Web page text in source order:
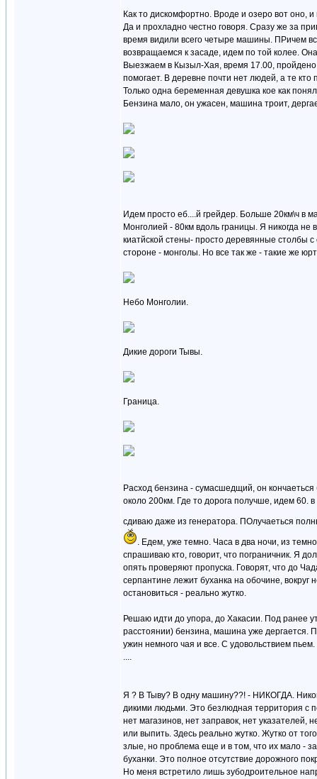
Как то дискомфортно. Вроде и озеро вот оно,
Да и прохладно честно говоря. Сразу же за
время видили всего четыре машины. ПРичем
возвращаемся к засаде, идем по той колее.
Выезжаем в Кызыл-Хая, время 17.00,
помогает. В деревне почти нет людей, а те
Только одна беременная девушка кое как
Бензина мало, он ужасен, машина троит,
Идем просто еб....й грейдер. Больше 20км\ч в
Монголией - 80км вдоль границы. Я никогда не
киатйской стены- просто деревянные столбы
стороне - монголы. Но все так же - такие же
Небо Монголии.
Дикие дороги Тывы.
Граница.
Расход бензина - сумасшедщий, он
около 200км. Где то дорога получше, идем 60.
сдиваю даже из генератора. ПОлучаеться
. Едем, уже темно. Часа в два ночи, из
спрашиваю кто, говорит, что пограничник. Я
опять проверяют пропуска. Говорят, что до
серпантине лежит буханка на обочине, вокруг
остановиться - реально жутко.
Решаю идти до упора, до Хакасии. Под ранее
расстоянии) бензина, машина уже дергается.
ужин немного чая и все. С удовольствием
....
Я ? В Тыву? В одну машину??! - НИКОГДА.
дикими людьми. Это безлюдная территория с
нет магазинов, нет заправок, нет
или выпить. Здесь реально жутко. Жутко от
злые, но проблема еще и в том, что их мало -
буханки. Это полное отсутствие дорожного
Но меня встретило лишь зубодроительное